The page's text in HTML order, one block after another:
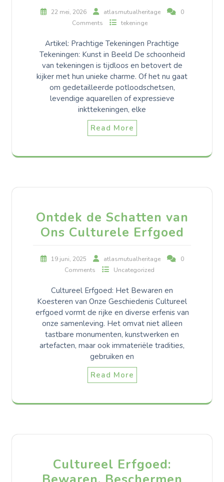
22 mei, 2026 atlasmutualheritage
0
Comments
tekeninge
Artikel: Prachtige Tekeningen Prachtige
Tekeningen: Kunst in Beeld De schoonheid
van tekeningen is tijdloos en betovert de
kijker met hun unieke charme. Of het nu gaat
om gedetailleerde potloodschetsen,
levendige aquarellen of expressieve
inkttekeningen, elke
Read More
Ontdek de Schatten van
Ons Culturele Erfgoed
19 juni, 2025 atlasmutualheritage
0
Comments
Uncategorized
Cultureel Erfgoed: Het Bewaren en
Koesteren van Onze Geschiedenis Cultureel
erfgoed vormt de rijke en diverse erfenis van
onze samenleving. Het omvat niet alleen
tastbare monumenten, kunstwerken en
artefacten, maar ook immateriële tradities,
gebruiken en
Read More
Cultureel Erfgoed: